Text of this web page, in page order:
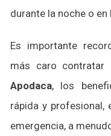
durante la noche o
Es importante
más caro contratar
Apodaca, los
rápida y profesional,
emergencia, a